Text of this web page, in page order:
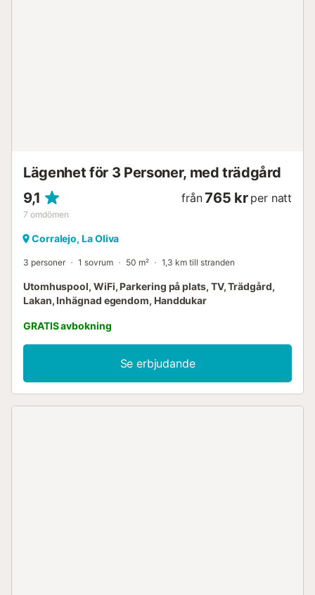
Lägenhet för 3 Personer, med trädgård
9,1
7 omdömen
från 765 kr per natt
Corralejo, La Oliva
3 personer 1 sovrum 50 m² 1,3 km till stranden
Utomhuspool, WiFi, Parkering på plats, TV, Trädgård,
Lakan, Inhägnad egendom, Handdukar
GRATIS avbokning
Se erbjudande